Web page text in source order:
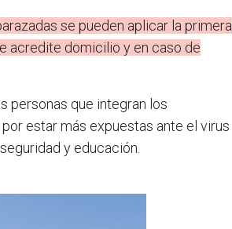
se pueden aplicar la primera
acredite domicilio y en caso de
personas que integran los
estar más expuestas ante el virus
y educación.